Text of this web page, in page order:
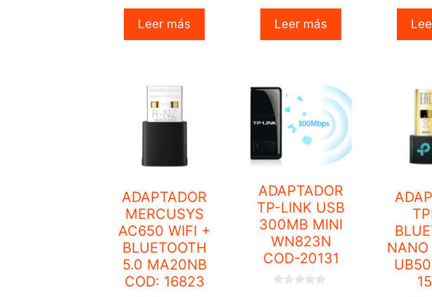
u
t
o
f
Leer más
0
u
Leer más
u
t
o
f
ADAPTADOR
MERCUSYS
AC650 WIFI +
BLUETOOTH
5.0 MA20NB
COD: 16823
ADAPTADOR
TP-LINK USB
300MB MINI
WN823N
COD-20131